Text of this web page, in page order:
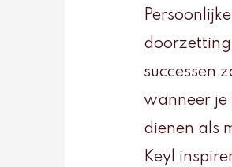
successen
wanneer je
dienen als
Keyl